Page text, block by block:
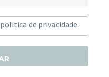
politica de privacidade.